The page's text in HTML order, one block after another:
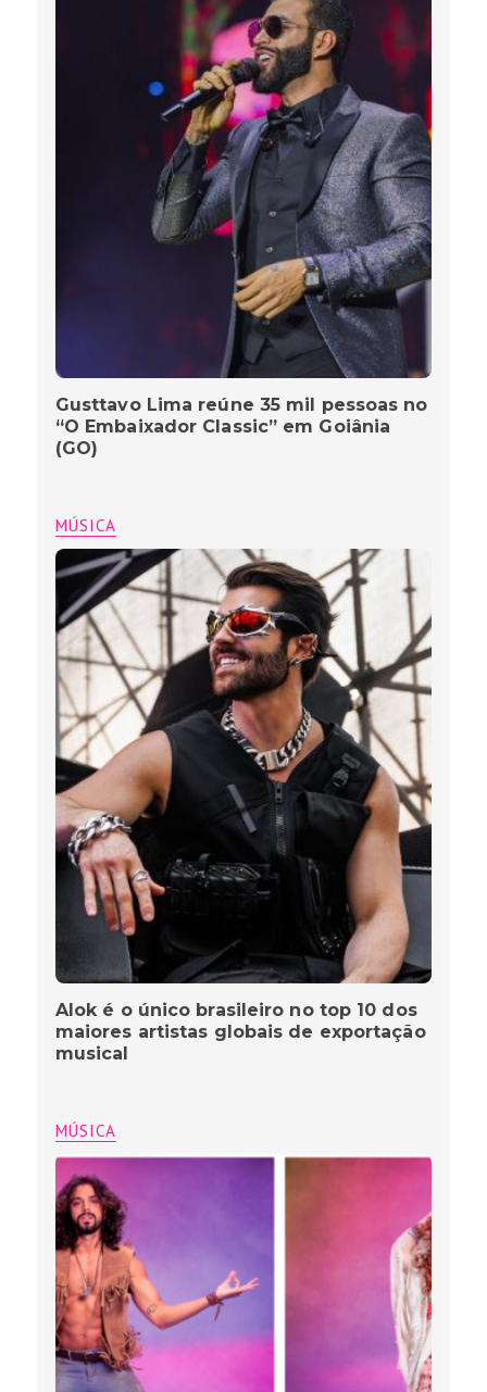
Gusttavo Lima reúne 35 mil pessoas no
“O Embaixador Classic” em Goiânia
(GO)
MÚSICA
Alok é o único brasileiro no top 10 dos
maiores artistas globais de exportação
musical
MÚSICA